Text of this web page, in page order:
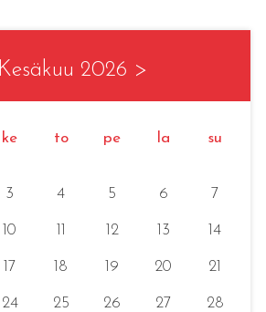
Kesäkuu 2026 >
ke to pe la su
3 4 5 6 7
10 12 13 14
17 18 19 20 21
24 25 26 27 28